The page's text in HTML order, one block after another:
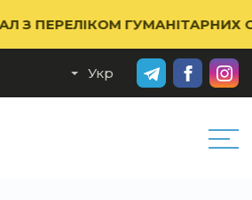
ГУМАНІТАРНИХ